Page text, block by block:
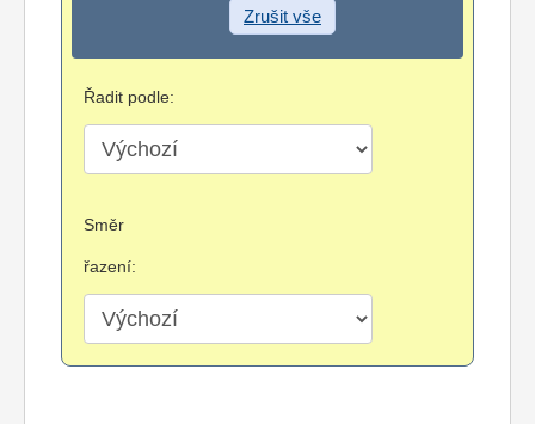
Zrušit vše
Řadit podle:
Směr
řazení: